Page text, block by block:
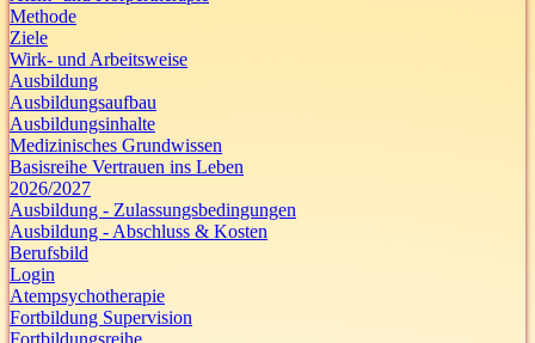
Methode
Ziele
Wirk- und Arbeitsweise
Ausbildung
Ausbildungsaufbau
Ausbildungsinhalte
Medizinisches Grundwissen
Basisreihe Vertrauen ins Leben
2026/2027
Ausbildung - Zulassungsbedingungen
Ausbildung - Abschluss & Kosten
Berufsbild
Login
Atempsychotherapie
Fortbildung Supervision
Fortbildungsreihe